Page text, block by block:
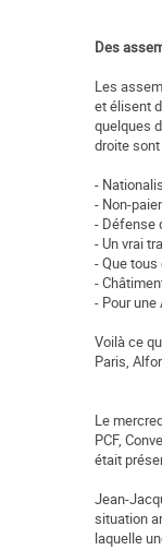
Des
Les
et élisent
quelques
droite
-
- Non-
- Défense
- Un vrai
- Que
-
- Pour
Voilà ce
Paris,
Le
PCF,
était
Jean-
situation
laquelle